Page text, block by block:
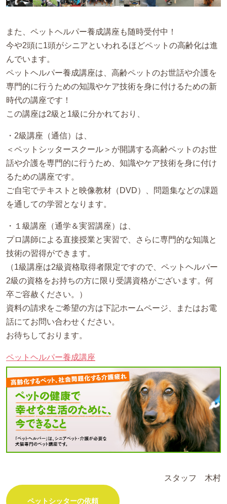
また、ペットヘルパー養成講座も随時受付中！
今や2頭に1頭がシニアといわれるほどペットの高齢化は進
んでいます。
ペットヘルパー養成講座は、高齢ペットのお世話や介護を
専門的に行うための知識やケア技術を身に付けるための新
時代の講座です！
この講座は2級と1級に分かれており、
・2級講座（通信）は、
＜ペットシッタースクール＞が開講する高齢ペットのお世
話や介護を専門的に行うため、知識やケア技術を身に付け
るための講座です。
ご自宅でテキストと映像教材（DVD）、問題集などの課題
を通しての学習となります。
・１級講座（通学＆実習講座）は、
プロ講師による直接授業と実習で、さらに専門的な知識と
技術の習得ができます。
（1級講座は2級資格取得者限定ですので、ペットヘルパー
2級の資格をお持ちの方に限り受講資格がございます。何
卒ご容赦ください。）
資料の請求をご希望の方は下記ホームページ、またはお電
話にてお問い合わせください。
お待ちしております。
ペットヘルパー養成講座
スタッフ 木村
ペットシッターの依頼